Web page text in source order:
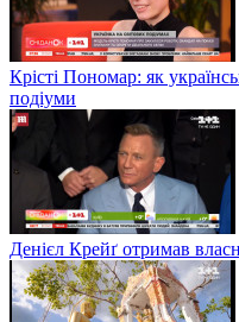
Крісті Пономар: як
подіуми
Денієл Крейґ отримав